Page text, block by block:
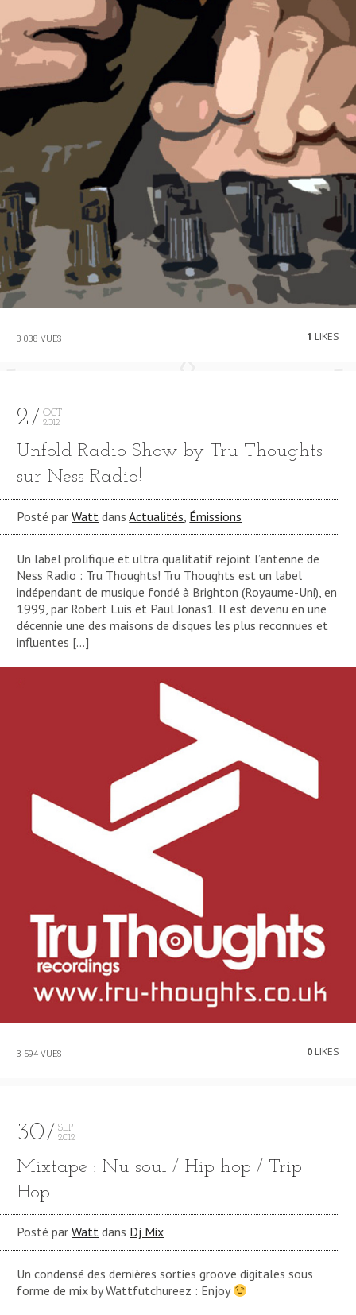
3 038 VUES 1 LIKES
2
OCT
2012
Unfold Radio Show by Tru Thoughts
sur Ness Radio!
Posté parWatt dansActualités Émissions
Un label prolifique et ultra qualitatif rejoint l’antenne de
Ness Radio : Tru Thoughts! Tru Thoughts est un label
indépendant de musique fondé à Brighton (Royaume-Uni), en
1999, par Robert Luis et Paul Jonas1. Il est devenu en une
décennie une des maisons de disques les plus reconnues et
influentes […]
3 594 VUES 0LIKES
30
SEP
2012
Mixtape : Nu soul / Hip hop / Trip
Hop…
Posté parWatt dans Dj Mix
Un condensé des dernières sorties groove digitales sous
forme de mix by Wattfutchureez : Enjoy